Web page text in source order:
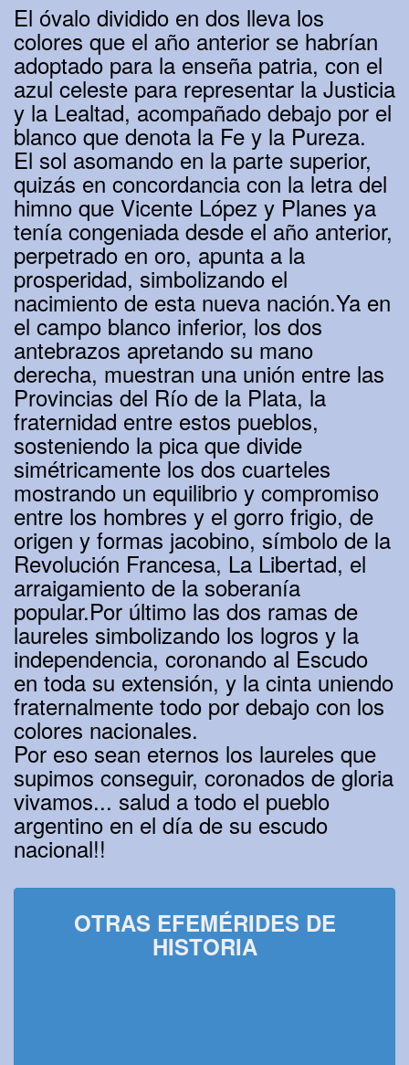
El óvalo dividido en dos lleva los
colores que el año anterior se habrían
adoptado para la enseña patria, con el
azul celeste para representar la Justicia
y la Lealtad, acompañado debajo por el
blanco que denota la Fe y la Pureza.
El sol asomando en la parte superior,
quizás en concordancia con la letra del
himno que Vicente López y Planes ya
tenía congeniada desde el año anterior,
perpetrado en oro, apunta a la
prosperidad, simbolizando el
nacimiento de esta nueva nación.Ya en
el campo blanco inferior, los dos
antebrazos apretando su mano
derecha, muestran una unión entre las
Provincias del Río de la Plata, la
fraternidad entre estos pueblos,
sosteniendo la pica que divide
simétricamente los dos cuarteles
mostrando un equilibrio y compromiso
entre los hombres y el gorro frigio, de
origen y formas jacobino, símbolo de la
Revolución Francesa, La Libertad, el
arraigamiento de la soberanía
popular.Por último las dos ramas de
laureles simbolizando los logros y la
independencia, coronando al Escudo
en toda su extensión, y la cinta uniendo
fraternalmente todo por debajo con los
colores nacionales.
Por eso sean eternos los laureles que
supimos conseguir, coronados de gloria
vivamos... salud a todo el pueblo
argentino en el día de su escudo
nacional!!
OTRAS EFEMÉRIDES DE
HISTORIA